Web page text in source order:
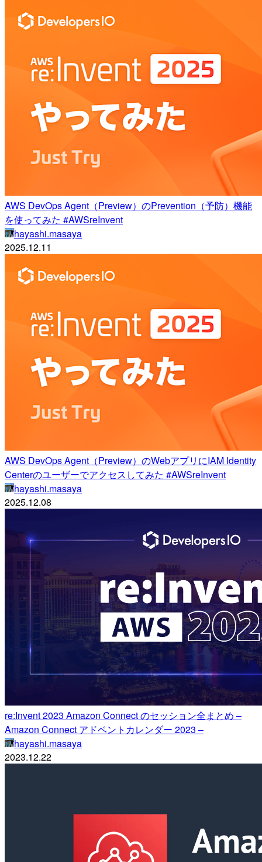
AWS DevOps Agent（Preview）のPrevention（予防）機能
を使ってみた #AWSreInvent
hayashi.masaya
2025.12.11
AWS DevOps Agent（Preview）のWebアプリにIAM Identity
Centerのユーザーでアクセスしてみた #AWSreInvent
hayashi.masaya
2025.12.08
re:Invent 2023 Amazon Connect のセッション全まとめ –
Amazon Connect アドベントカレンダー 2023 –
hayashi.masaya
2023.12.22